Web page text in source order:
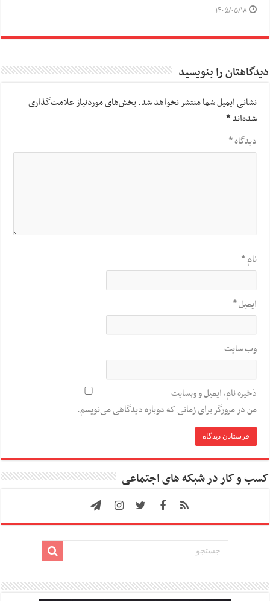
۱۴۰۵/۰۵/۱۸
دیدگاهتان را بنویسید
نشانی ایمیل شما منتشر نخواهد شد.بخش‌های موردنیاز علامت‌گذاری
شده‌اند*
دیدگاه*
نام*
ایمیل*
وب‌ سایت
ذخیره نام، ایمیل و وبسایت
من در مرورگر برای زمانی که دوباره دیدگاهی می‌نویسم.
کسب و کار در شبکه های اجتماعی